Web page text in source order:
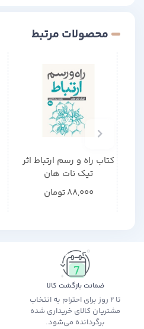
محصولات مرتبط
کتاب راه و رسم ارتباط اثر
تیک نات هان
88,000تومان
ضمانت بازگشت کالا
تا 2 روز برای احترام به انتخاب
مشتریان کالای خریداری شده
برگردانده می‌شود.